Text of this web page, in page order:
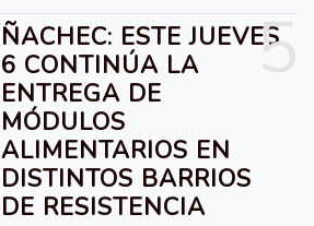
5
ÑACHEC: ESTE JUEVES
6 CONTINÚA LA
ENTREGA DE
MÓDULOS
ALIMENTARIOS EN
DISTINTOS BARRIOS
DE RESISTENCIA